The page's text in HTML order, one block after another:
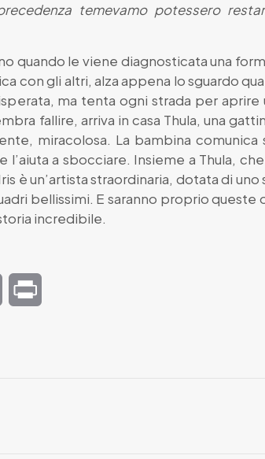
temevamo potessero
quando le viene diagnosticata una
con gli altri, alza appena lo sguardo
ma tenta ogni strada per
fallire, arriva in casa Thula, una
miracolosa. La bambina
a sbocciare. Insieme a Thula,
è un’artista straordinaria, dotata di
bellissimi. E saranno proprio
incredibile.
Email